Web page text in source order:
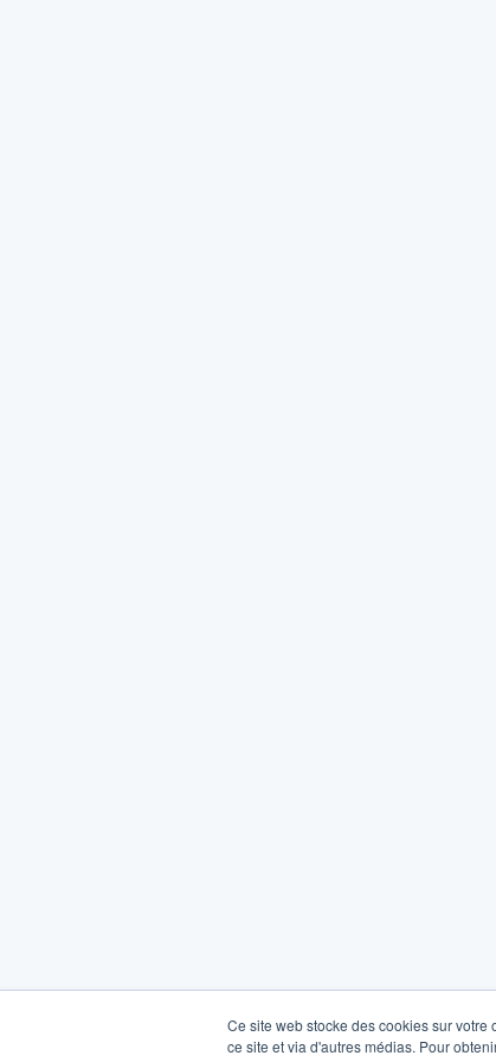
Ce site web stocke des cookies sur
ce site et via d'autres médias. Pour